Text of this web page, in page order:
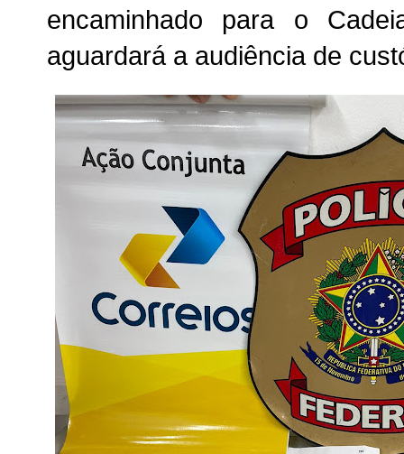
encaminhado para o
aguardará a audiência de